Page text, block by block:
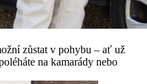
zůstat v pohybu – ať už
na kamarády nebo